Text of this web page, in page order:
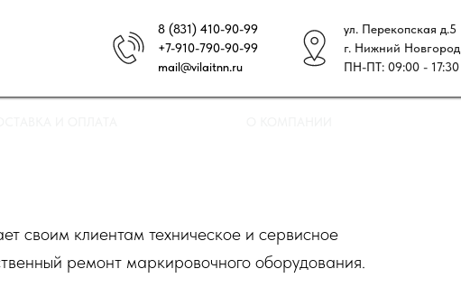
8 (831) 410-90-99
+7-910-790-90-99
mail@vilaitnn.ru
ул. Перекопская д.5
г. Нижний Новгород
ПН-ПТ: 09:00 - 17:30
своим клиентам техническое и сервисное
ремонт маркировочного оборудования.